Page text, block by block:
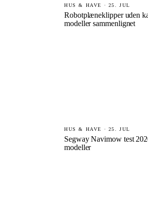
HUS & HAVE · 25. JUL
Robotplæneklipper uden
modeller sammenlignet
HUS & HAVE · 25. JUL
Segway Navimow test
modeller